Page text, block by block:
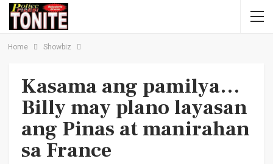
Home Showbiz
Kasama ang pamilya…
Billy may plano layasan
ang Pinas at manirahan
sa France